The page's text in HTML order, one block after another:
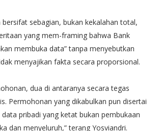
sebagian, bukan kekalahan total,
yang mem-framing bahwa Bank
membuka data” tanpa menyebutkan
menyajikan fakta secara proporsional.
dua di antaranya secara tegas
Permohonan yang dikabulkan pun disertai
pribadi yang ketat bukan pembukaan
dan menyeluruh,” terang Yosviandri.